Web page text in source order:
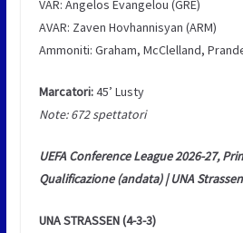
VAR: Angelos Evangelou (GRE)
AVAR: Zaven Hovhannisyan (ARM)
Ammoniti: Graham, McClelland,
Marcatori:45’ Lusty
Note: 672 spettatori
UEFA Conference League 2026-27,
Qualificazione (andata) | UNA
UNA STRASSEN (4-3-3)